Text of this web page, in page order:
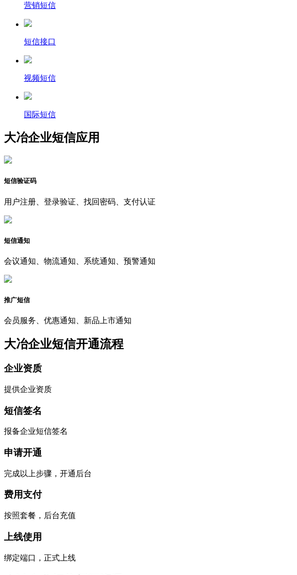
营销短信
短信接口
视频短信
国际短信
大冶企业短信应用
短信验证码
用户注册、登录验证、找回密码、支付认证
短信通知
会议通知、物流通知、系统通知、预警通知
推广短信
会员服务、优惠通知、新品上市通知
大冶企业短信开通流程
企业资质
提供企业资质
短信签名
报备企业短信签名
申请开通
完成以上步骤，开通后台
费用支付
按照套餐，后台充值
上线使用
绑定端口，正式上线